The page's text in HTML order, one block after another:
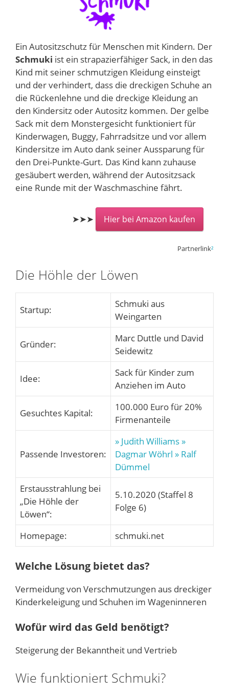
Ein Autositzschutz für Menschen mit Kindern. Der
Schmuki ist ein strapazierfähiger Sack, in den das
Kind mit seiner schmutzigen Kleidung einsteigt
und der verhindert, dass die dreckigen Schuhe an
die Rückenlehne und die dreckige Kleidung an
den Kindersitz oder Autositz kommen. Der gelbe
Sack mit dem Monstergesicht funktioniert für
Kinderwagen, Buggy, Fahrradsitze und vor allem
Kindersitze im Auto dank seiner Aussparung für
den Drei-Punkte-Gurt. Das Kind kann zuhause
gesäubert werden, während der Autositzsack
eine Runde mit der Waschmaschine fährt.
➤➤➤ Hier bei Amazon kaufen
Partnerlink²
Die Höhle der Löwen
Startup:
Schmuki aus
Weingarten
Gründer:
Marc Duttle und David
Seidewitz
Idee:
Sack für Kinder zum
Anziehen im Auto
Gesuchtes Kapital:
100.000 Euro für 20%
Firmenanteile
Passende Investoren:
» Judith Williams »
Dagmar Wöhrl » Ralf
Dümmel
Erstausstrahlung bei
„Die Höhle der
Löwen“:
5.10.2020 (Staffel 8
Folge 6)
Homepage: schmuki.net
Welche Lösung bietet das?
Vermeidung von Verschmutzungen aus dreckiger
Kinderkeleigung und Schuhen im Wageninneren
Wofür wird das Geld benötigt?
Steigerung der Bekanntheit und Vertrieb
Wie funktioniert Schmuki?